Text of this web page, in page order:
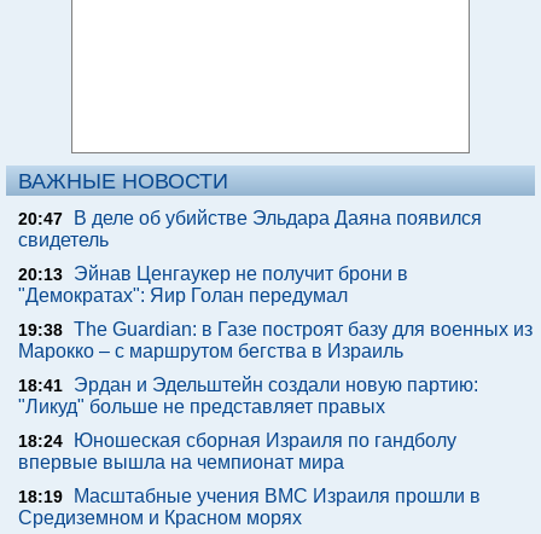
ВАЖНЫЕ НОВОСТИ
20:47
В деле об убийстве Эльдара Даяна появился
свидетель
20:13
Эйнав Ценгаукер не получит брони в
"Демократах": Яир Голан передумал
19:38 The Guardian: в Газе построят базу для военных из
Марокко – с маршрутом бегства в Израиль
18:41
Эрдан и Эдельштейн создали новую партию:
"Ликуд" больше не представляет правых
18:24
Юношеская сборная Израиля по гандболу
впервые вышла на чемпионат мира
18:19
Масштабные учения ВМС Израиля прошли в
Средиземном и Красном морях